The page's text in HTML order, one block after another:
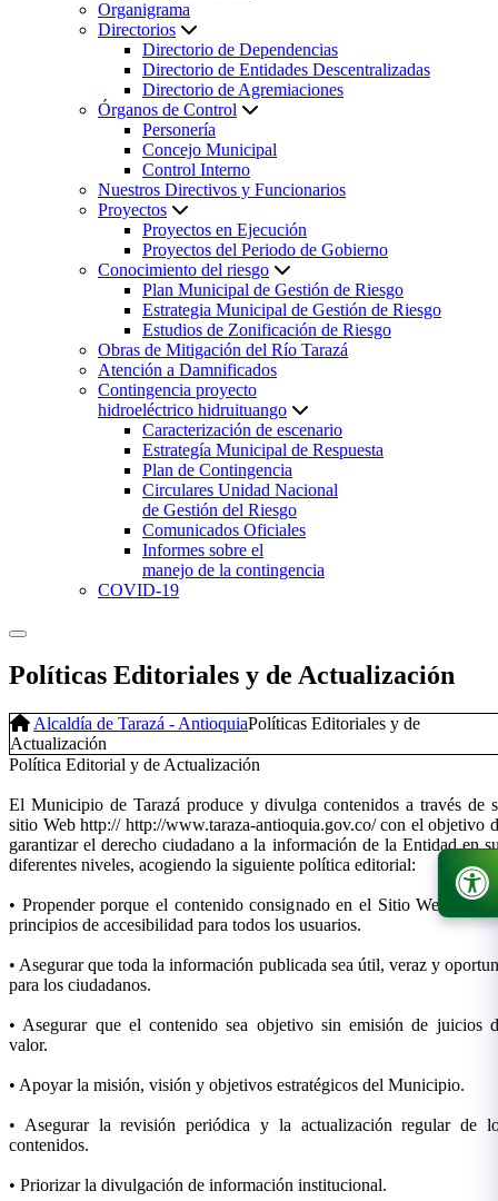
Organigrama
Directorios
Directorio de Dependencias
Directorio de Entidades Descentralizadas
Directorio de Agremiaciones
Órganos de Control
Personería
Concejo Municipal
Control Interno
Nuestros Directivos y Funcionarios
Proyectos
Proyectos en Ejecución
Proyectos del Periodo de Gobierno
Conocimiento del riesgo
Plan Municipal de Gestión de Riesgo
Estrategia Municipal de Gestión de Riesgo
Estudios de Zonificación de Riesgo
Obras de Mitigación del Río Tarazá
Atención a Damnificados
Contingencia proyecto
hidroeléctrico hidruituango
Caracterización de escenario
Estrategía Municipal de Respuesta
Plan de Contingencia
Circulares Unidad Nacional
de Gestión del Riesgo
Comunicados Oficiales
Informes sobre el
manejo de la contingencia
COVID-19
Políticas Editoriales y de Actualización
Alcaldía de Tarazá - AntioquiaPolíticas Editoriales y de
Actualización
​Política Editorial y de Actualización
El Municipio de Tarazá produce y divulga contenidos a través de
sitio Web http:// http://www.taraza-antioquia.gov.co/ con el objetivo
garantizar el derecho ciudadano a la información de la Entidad en
diferentes niveles, acogiendo la siguiente política editorial:
• Propender porque el contenido consignado en el Sitio Web
principios de accesibilidad para todos los usuarios.
• Asegurar que toda la información publicada sea útil, veraz y
para los ciudadanos.
• Asegurar que el contenido sea objetivo sin emisión de juicios
valor.
• Apoyar la misión, visión y objetivos estratégicos del Municipio.
• Asegurar la revisión periódica y la actualización regular de
contenidos.
• Priorizar la divulgación de información institucional.